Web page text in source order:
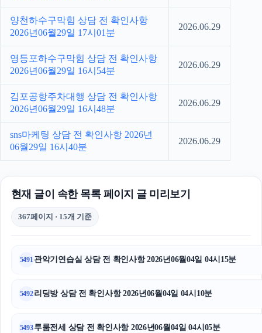
양천하수구막힘 상담 전 확인사항
2026년06월29일 17시01분
2026.06.29
영등포하수구막힘 상담 전 확인사항
2026년06월29일 16시54분
2026.06.29
김포공항주차대행 상담 전 확인사항
2026년06월29일 16시48분
2026.06.29
sns마케팅 상담 전 확인사항 2026년
06월29일 16시40분
2026.06.29
현재 글이 속한 목록 페이지 글 미리보기
367페이지 · 15개 기준
5491 관악기연습실 상담 전 확인사항 2026년06월04일 04시15분
5492리딩방 상담 전 확인사항 2026년06월04일 04시10분
5493투룸전세 상담 전 확인사항 2026년06월04일 04시05분